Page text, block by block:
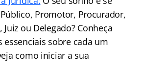
Promotor, Procurador,
ou Delegado? Conheça
essenciais sobre cada um
como iniciar a sua